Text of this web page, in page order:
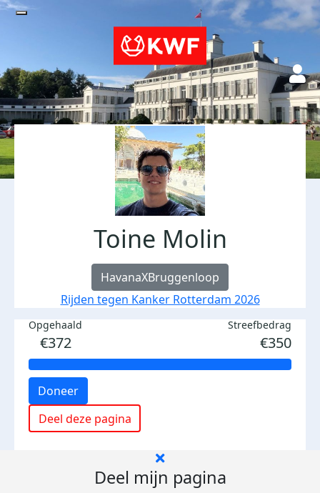
Toine Molin
HavanaXBruggenloop
Rijden tegen Kanker Rotterdam 2026
Opgehaald
€372
Streefbedrag
€350
Doneer
Deel deze pagina
Deel mijn pagina